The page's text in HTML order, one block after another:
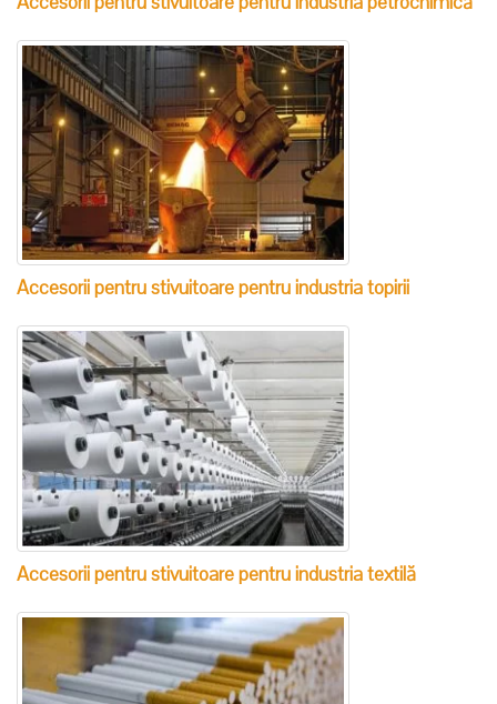
Accesorii pentru stivuitoare pentru industria topirii
Accesorii pentru stivuitoare pentru industria textilă